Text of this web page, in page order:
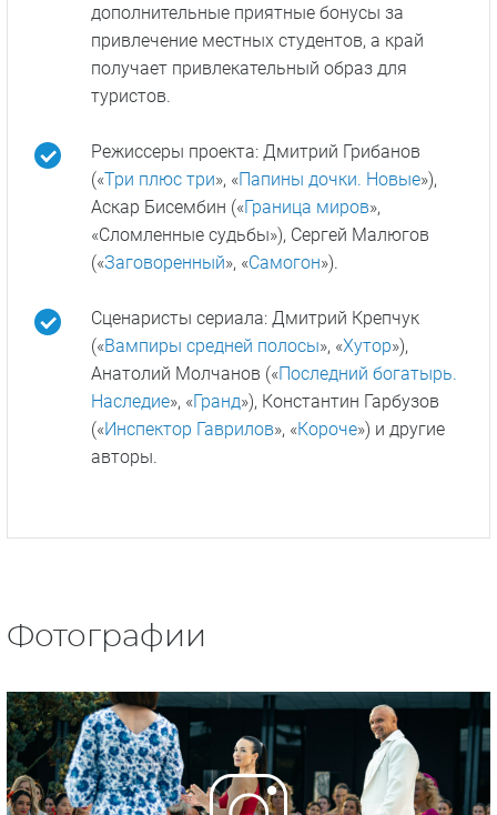
дополнительные приятные бонусы за
привлечение местных студентов, а край
получает привлекательный образ для
туристов.
Режиссеры проекта: Дмитрий Грибанов
(«Три плюс три», «Папины дочки. Новые»),
Аскар Бисембин («Граница миров»,
«Сломленные судьбы»), Сергей Малюгов
(«Заговоренный», «Самогон»).
Сценаристы сериала: Дмитрий Крепчук
(«Вампиры средней полосы», «Хутор»),
Анатолий Молчанов («Последний богатырь.
Наследие», «Гранд»), Константин Гарбузов
(«Инспектор Гаврилов», «Короче») и другие
авторы.
Фотографии